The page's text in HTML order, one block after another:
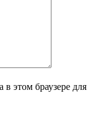
этом браузере для